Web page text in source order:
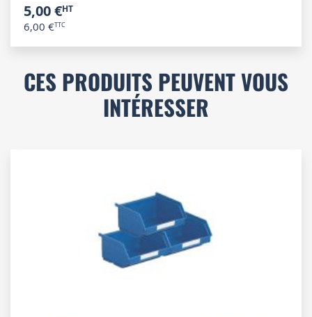
5,00 €
6,00 €
CES PRODUITS PEUVENT VOUS
INTÉRESSER